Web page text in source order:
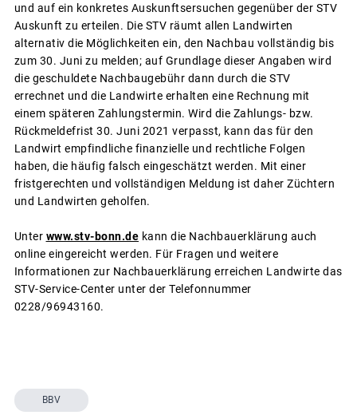
und auf ein konkretes Auskunftsersuchen gegenüber der STV
Auskunft zu erteilen. Die STV räumt allen Landwirten
alternativ die Möglichkeiten ein, den Nachbau vollständig bis
zum 30. Juni zu melden; auf Grundlage dieser Angaben wird
die geschuldete Nachbaugebühr dann durch die STV
errechnet und die Landwirte erhalten eine Rechnung mit
einem späteren Zahlungstermin. Wird die Zahlungs- bzw.
Rückmeldefrist 30. Juni 2021 verpasst, kann das für den
Landwirt empfindliche finanzielle und rechtliche Folgen
haben, die häufig falsch eingeschätzt werden. Mit einer
fristgerechten und vollständigen Meldung ist daher Züchtern
und Landwirten geholfen.
Unter www.stv-bonn.de kann die Nachbauerklärung auch
online eingereicht werden. Für Fragen und weitere
Informationen zur Nachbauerklärung erreichen Landwirte das
STV-Service-Center unter der Telefonnummer
0228/96943160.
BBV